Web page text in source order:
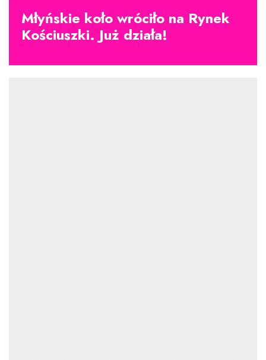
Młyńskie koło wróciło na Rynek
Kościuszki. Już działa!